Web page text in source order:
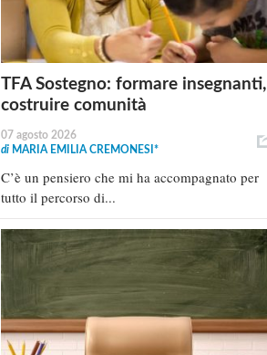
TFA Sostegno: formare insegnanti,
costruire comunità
07 agosto 2026
di MARIA EMILIA CREMONESI*
C’è un pensiero che mi ha accompagnato per
tutto il percorso di...